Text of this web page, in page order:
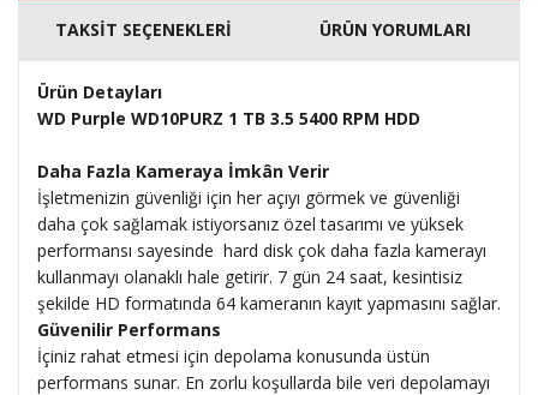
TAKSİT SEÇENEKLERİ ÜRÜN YORUMLARI
Ürün Detayları
WD Purple WD10PURZ 1 TB 3.5 5400 RPM HDD
Daha Fazla Kameraya İmkân Verir
İşletmenizin güvenliği için her açıyı görmek ve güvenliği
daha çok sağlamak istiyorsanız özel tasarımı ve yüksek
performansı sayesinde hard disk çok daha fazla kamerayı
kullanmayı olanaklı hale getirir. 7 gün 24 saat, kesintisiz
şekilde HD formatında 64 kameranın kayıt yapmasını sağlar.
Güvenilir Performans
İçiniz rahat etmesi için depolama konusunda üstün
performans sunar. En zorlu koşullarda bile veri depolamayı